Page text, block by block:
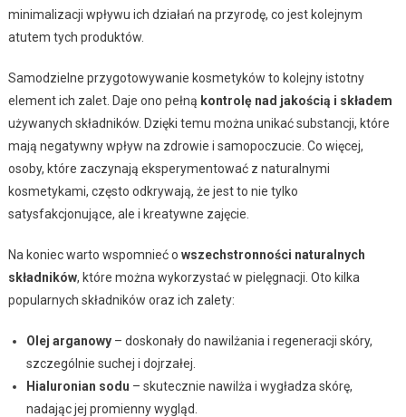
minimalizacji wpływu ich działań na przyrodę, co jest kolejnym
atutem tych produktów.
Samodzielne przygotowywanie kosmetyków to kolejny istotny
element ich zalet. Daje ono pełną kontrolę nad jakością i składem
używanych składników. Dzięki temu można unikać substancji, które
mają negatywny wpływ na zdrowie i samopoczucie. Co więcej,
osoby, które zaczynają eksperymentować z naturalnymi
kosmetykami, często odkrywają, że jest to nie tylko
satysfakcjonujące, ale i kreatywne zajęcie.
Na koniec warto wspomnieć o wszechstronności naturalnych
składników, które można wykorzystać w pielęgnacji. Oto kilka
popularnych składników oraz ich zalety:
Olej arganowy– doskonały do nawilżania i regeneracji skóry,
szczególnie suchej i dojrzałej.
Hialuronian sodu – skutecznie nawilża i wygładza skórę,
nadając jej promienny wygląd.